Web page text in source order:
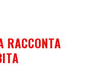
RACCONTA